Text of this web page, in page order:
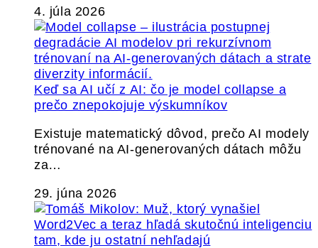
4. júla 2026
Keď sa AI učí z AI: čo je model collapse a
prečo znepokojuje výskumníkov
Existuje matematický dôvod, prečo AI modely
trénované na AI-generovaných dátach môžu
za…
29. júna 2026